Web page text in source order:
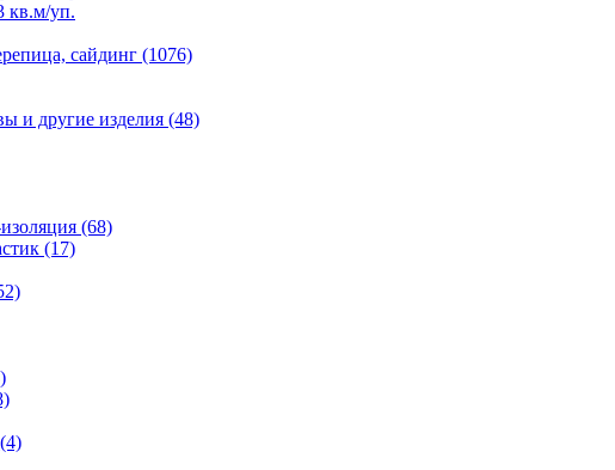
кв.м/уп.
сайдинг (1076)
и другие изделия (48)
(68)
(17)